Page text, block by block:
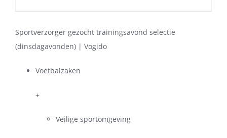
Sportverzorger gezocht trainingsavond selectie
(dinsdagavonden) | Vogido
Voetbalzaken
+
Veilige sportomgeving